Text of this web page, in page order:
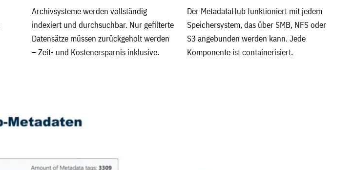
Archivsysteme werden vollständig
indexiert und durchsuchbar. Nur gefilterte
Datensätze müssen zurückgeholt werden
– Zeit- und Kostenersparnis inklusive.
Der MetadataHub funktioniert mit jedem
Speichersystem, das über SMB, NFS oder
S3 angebunden werden kann. Jede
Komponente ist containerisiert.